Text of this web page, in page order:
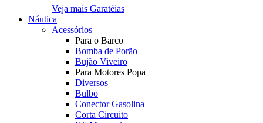
Veja mais Garatéias
Náutica
Acessórios
Para o Barco
Bomba de Porão
Bujão Viveiro
Para Motores Popa
Diversos
Bulbo
Conector Gasolina
Corta Circuito